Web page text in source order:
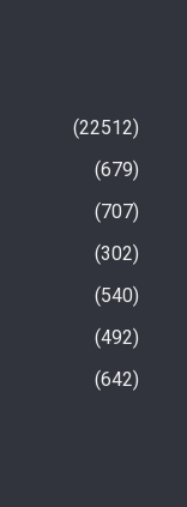
22512
679
707
302
540
492
642